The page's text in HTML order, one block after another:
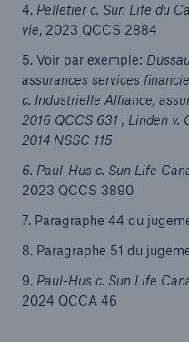
4. Pelletier c. Sun Life du
vie, 2023 QCCS 2884
5. Voir par exemple:
assurances services
c. Industrielle Alliance,
2016 QCCS 631 ; Linden v.
2014 NSSC 115
6. Paul-Hus c. Sun Life
2023 QCCS 3890
7. Paragraphe 44 du
8. Paragraphe 51 du
9. Paul-Hus c. Sun Life
2024 QCCA 46